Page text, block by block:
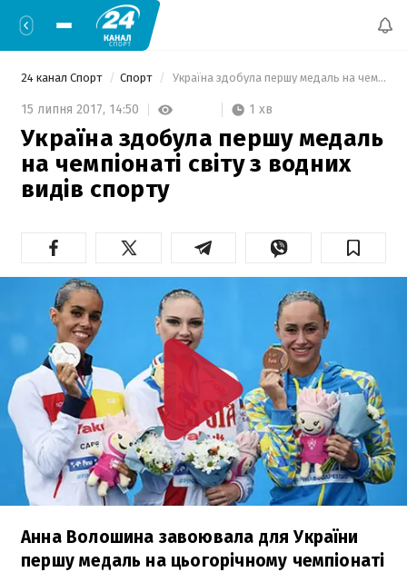
24 канал Спорт Спорт Україна здобула першу медаль на чемпіонаті світу з водних видів спорту
15 липня 2017, 14:50 1 хв
Україна здобула першу медаль
на чемпіонаті світу з водних
видів спорту
Анна Волошина завоювала для України
першу медаль на цьогорічному чемпіонаті